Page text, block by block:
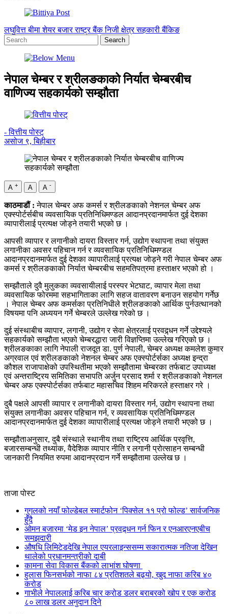
लघुवित्तबीमाशेयर बजारराष्ट्र बैंकनिजी क्षेत्रसहकारीबैंकिङ
नेपाल चेम्बर र श्रीलङकाको निर्यात चेम्बरबीच
वाणिज्य सहकार्यको सम्झौता
- वित्तीय पोस्ट्
असोज ९, बिहीबार
A + A A -
काठमाडौं :नेपाल चेम्बर अफ कमर्स र श्रीलङकाको नेशनल चेम्बर अफ
एक्स्पोर्टर्सबीच व्यवसायिक प्रतिनिधिमण्डल आदानप्रदानमार्फत दुई देशका
व्यापारीलाई प्रत्यक्ष जोड्ने तयारी भएको छ ।
आपसी व्यापार र लगानीको दायरा विस्तार गर्न, उद्योग स्थापना तथा संयुक्त
लगानीका अवसर पहिचान गर्न र व्यवसायिक प्रतिनिधिमण्डल
आदानप्रदानमार्फत दुई देशका व्यापारीलाई प्रत्यक्ष जोड्ने गरी नेपाल चेम्बर अफ
कमर्स र श्रीलङकाको निर्यात चेम्बरबीच सहमतिपत्रमा हस्ताक्षर भएको हो ।
सम्झौताले दुवै मुलुकका व्यवसायीलाई परस्पर भेटघाट, व्यापार मेला तथा
व्यवसायिक फोरममा सहभागिताका लागि सहज वातावरण बनाउन सहयोग गर्नेछ
। नेपाल चेम्बर अफ कमर्सका प्रतिनिधीले श्रीलङकाको आर्थिक पुर्नउत्थानको
विषयमा पनि अध्ययन गर्ने चेम्बरले उल्लेख गरेको छ ।
दुई संस्थाबीच व्यापार, लगानी, उद्योग र सेवा क्षेत्रलाई प्रवद्र्धन गर्ने उद्देश्यले
सहकार्यको सम्झौता भएको चेम्बरद्धारा जारी विज्ञप्तिमा उल्लेख गरिएको छ ।
श्रीलङकाका लागि नेपाली राजदूत डा. पुर्ण नेपाली, चेम्बर अध्यक्ष कमलेश कुमार
अग्रवाल एवं श्रीलङकाको नेशनल चेम्बर अफ एक्स्पोर्टर्सका अध्यक्ष इन्द्रा
कौशल राजापाक्षेको उपस्थितीमा भएको सम्झौतामा चेम्बरका तर्फबाट उपाध्यक्ष
एवं अन्तराष्ट्रिय समितिका सभापति अर्जुन प्रसाद शर्मा र श्रीलङकाको नेशनल
चेम्बर अफ एक्स्पोर्टर्सका तर्फबाट महासचिव शिहम मरिकरले हस्ताक्षर गरे ।
दुबै पक्षले आपसी व्यापार र लगानीको दायरा विस्तार गर्न, उद्योग स्थापना तथा
संयुक्त लगानीका अवसर पहिचान गर्न, र व्यवसायिक प्रतिनिधिमण्डल
आदानप्रदानमार्फत दुई देशका व्यापारीलाई प्रत्यक्ष जोड्ने तयारी भएको छ ।
सम्झौताअनुसार, दुबै संस्थाले स्थानीय तथा राष्ट्रिय आर्थिक प्रवृत्ति,
बजारसम्बन्धी तथ्यांक, वैदेशिक व्यापार नीति र लगानी प्रोत्साहन सम्बन्धी
जानकारी नियमित रुपमा आदानप्रदान गर्ने सम्झौतामा उल्लेख छ ।
ताजा पोस्ट
गुगलको नयाँ फोल्डेबल स्मार्टफोन ‘पिक्सेल ११ प्रो फोल्ड’ सार्वजनिक
हुँदै
ओमन बजारमा ‘मेड इन नेपाल’ प्रवद्र्धन गर्न फिन र एनआरएनएबीच
समझदारी
औषधि लिमिटेडदेखि नेपाल एयरलाइन्ससम्म सकारात्मक नतिजा देखिन
थालेको प्रधानमन्त्रीको दाबी
कामना सेवा विकास बैंकको लाभांश घोषणा
हुलास फिनसर्भको नाफा ८४ प्रतिशतले बढ्यो, खुद नाफा करिब ४०
करोड
गाभीले नेपाललाई करिब चार करोड डलर बराबरको खोप र एक करोड
८० लाख डलर अनुदान दिने